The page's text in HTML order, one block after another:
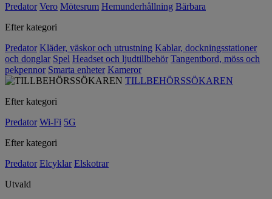
Predator Vero Mötesrum Hemunderhållning Bärbara
Efter kategori
Predator Kläder, väskor och utrustning Kablar, dockningsstationer
och donglar Spel Headset och ljudtillbehör Tangentbord, möss och
pekpennor Smarta enheter Kameror
TILLBEHÖRSSÖKAREN
Efter kategori
Predator Wi-Fi 5G
Efter kategori
Predator Elcyklar Elskotrar
Utvald